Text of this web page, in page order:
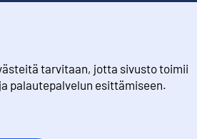
tarvitaan, jotta sivusto toimii
palautepalvelun esittämiseen.